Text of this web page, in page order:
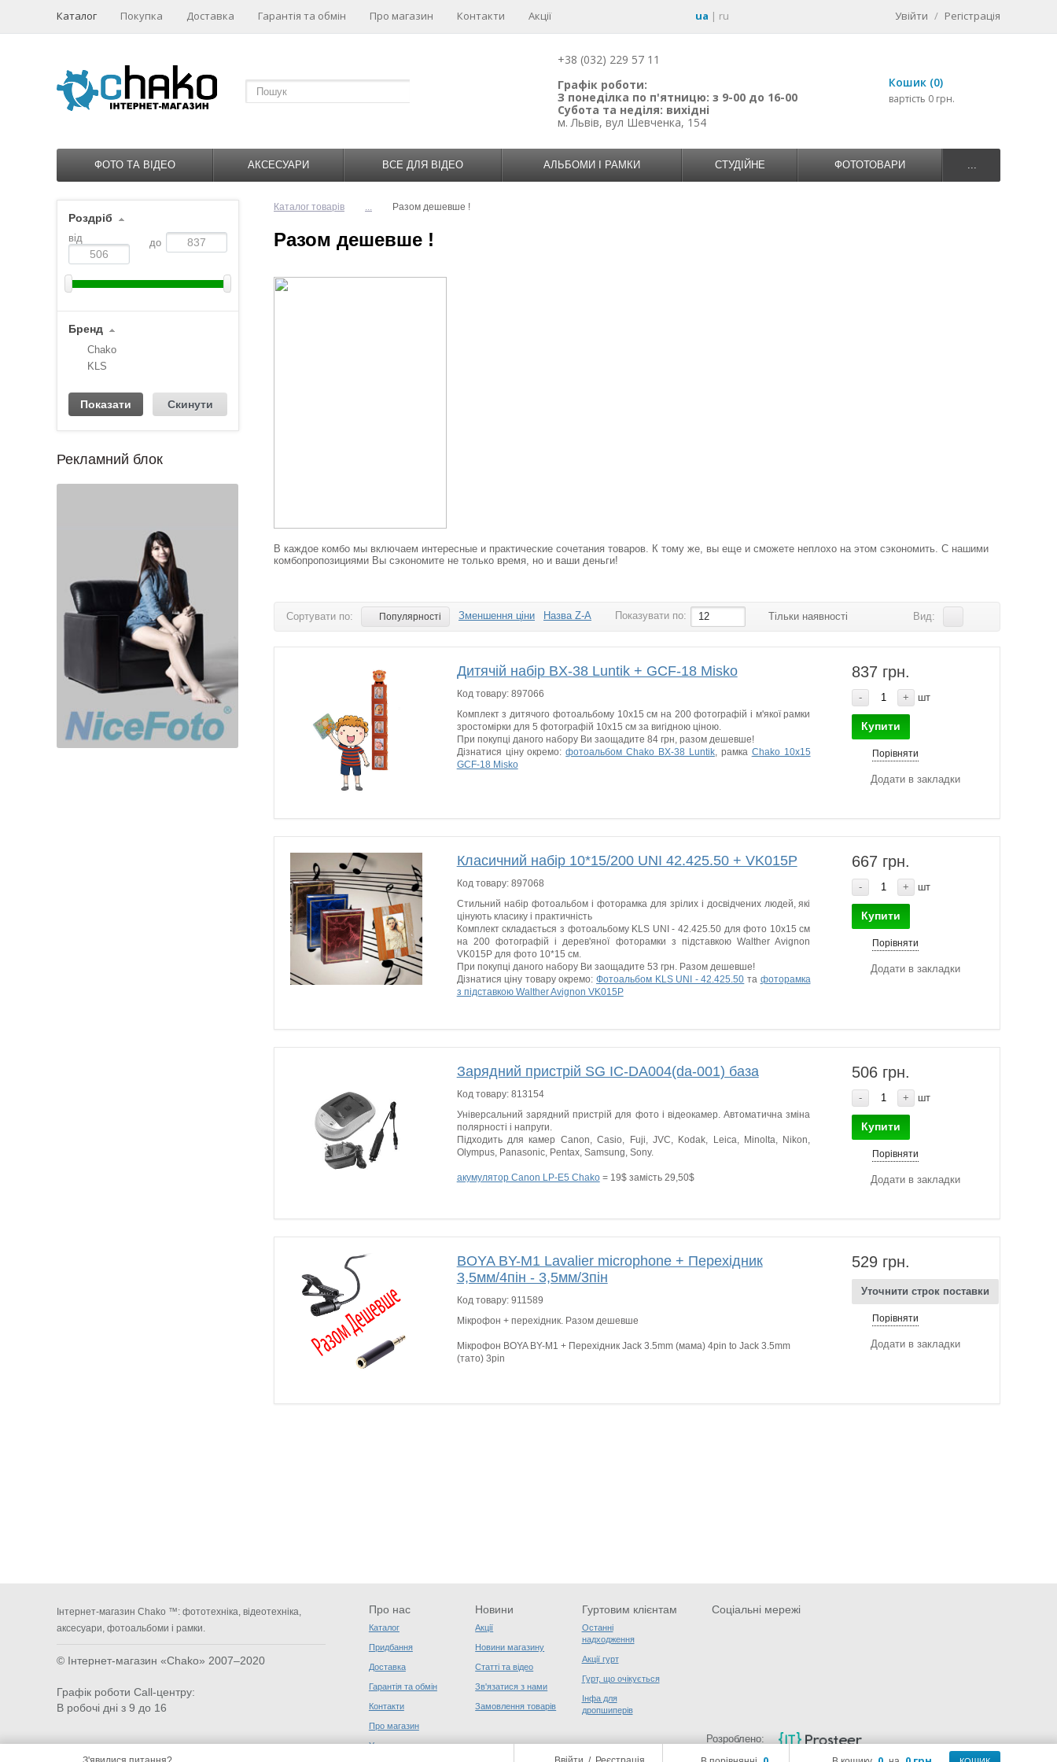
Каталог Покупка Доставка Гарантія та обмін Про магазин Контакти Акції ua | ru Увійти / Регістрація
+38 (032) 229 57 11
Графік роботи:
З понеділка по п'ятницю: з 9-00 до 16-00
Субота та неділя: вихідні
м. Львів, вул Шевченка, 154
Кошик (0)
вартість 0 грн.
ФОТО ТА ВІДЕО АКСЕСУАРИ ВСЕ ДЛЯ ВІДЕО АЛЬБОМИ І РАМКИ СТУДІЙНЕ ФОТОТОВАРИ ...
Роздріб
від до
Бренд
Chako
KLS
1 2 3 4
Рекламний блок
Каталог товарів ... Разом дешевше !
Разом дешевше !
В каждое комбо мы включаем интересные и практические сочетания товаров. К тому же, вы еще и сможете неплохо на этом сэкономить. С нашими
комбопропозициями Вы сэкономите не только время, но и ваши деньги!
Сортувати по: Популярності Зменшення ціни Назва Z-A Показувати по: 12 Тільки наявності Вид:
Дитячій набір BX-38 Luntik + GCF-18 Misko
Код товару: 897066
Комплект з дитячого фотоальбому 10х15 см на 200 фотографій і м'якої рамки
зростомірки для 5 фотографій 10x15 см за вигідною ціною.
При покупці даного набору Ви заощадите 84 грн, разом дешевше!
Дізнатися ціну окремо:фотоальбом Chako BX-38 Luntik, рамка Chako 10x15
GCF-18 Misko
837 грн.
- + шт
Купити
Порівняти
Додати в закладки
Класичний набір 10*15/200 UNI 42.425.50 + VK015P
Код товару: 897068
Стильний набір фотоальбом і фоторамка для зрілих і досвідчених людей, які
цінують класику і практичність
Комплект складається з фотоальбому KLS UNI - 42.425.50 для фото 10х15 см
на 200 фотографій і дерев'яної фоторамки з підставкою Walther Avignon
VK015P для фото 10*15 см.
При покупці даного набору Ви заощадите 53 грн. Разом дешевше!
Дізнатися ціну товару окремо: Фотоальбом KLS UNI - 42.425.50 та фоторамка
з підставкою Walther Avignon VK015P
667 грн.
- + шт
Купити
Порівняти
Додати в закладки
Зарядний пристрій SG IC-DA004(da-001) база
Код товару: 813154
Універсальний зарядний пристрій для фото і відеокамер. Автоматична зміна
полярності і напруги.
Підходить для камер Canon, Casio, Fuji, JVC, Kodak, Leica, Minolta, Nikon,
Olympus, Panasonic, Pentax, Samsung, Sony.
акумулятор Canon LP-E5 Chako= 19$ замість 29,50$
506 грн.
- + шт
Купити
Порівняти
Додати в закладки
BOYA BY-M1 Lavalier microphone + Перехідник
3,5мм/4пін - 3,5мм/3пін
Код товару: 911589
Мікрофон + перехідник. Разом дешевше
Мікрофон BOYA BY-M1 + Перехідник Jack 3.5mm (мама) 4pin to Jack 3.5mm
(тато) 3pin
529 грн.
Уточнити строк поставки
Порівняти
Додати в закладки
Інтернет-магазин Chako ™: фототехніка, відеотехніка,
аксесуари, фотоальбоми і рамки.
© Інтернет-магазин «Chako» 2007–2020
Графік роботи Call-центру:
В робочі дні з 9 до 16
Про нас
Каталог
Придбання
Доставка
Гарантія та обмін
Контакти
Про магазин
Угода користувача
Новини
Акції
Новини магазину
Статті та відео
Зв'язатися з нами
Замовлення товарів
Гуртовим клієнтам
Останні
надходження
Акції гурт
Гурт, що очікується
Інфа для
дропшиперів
Соціальні мережі
Розроблено: